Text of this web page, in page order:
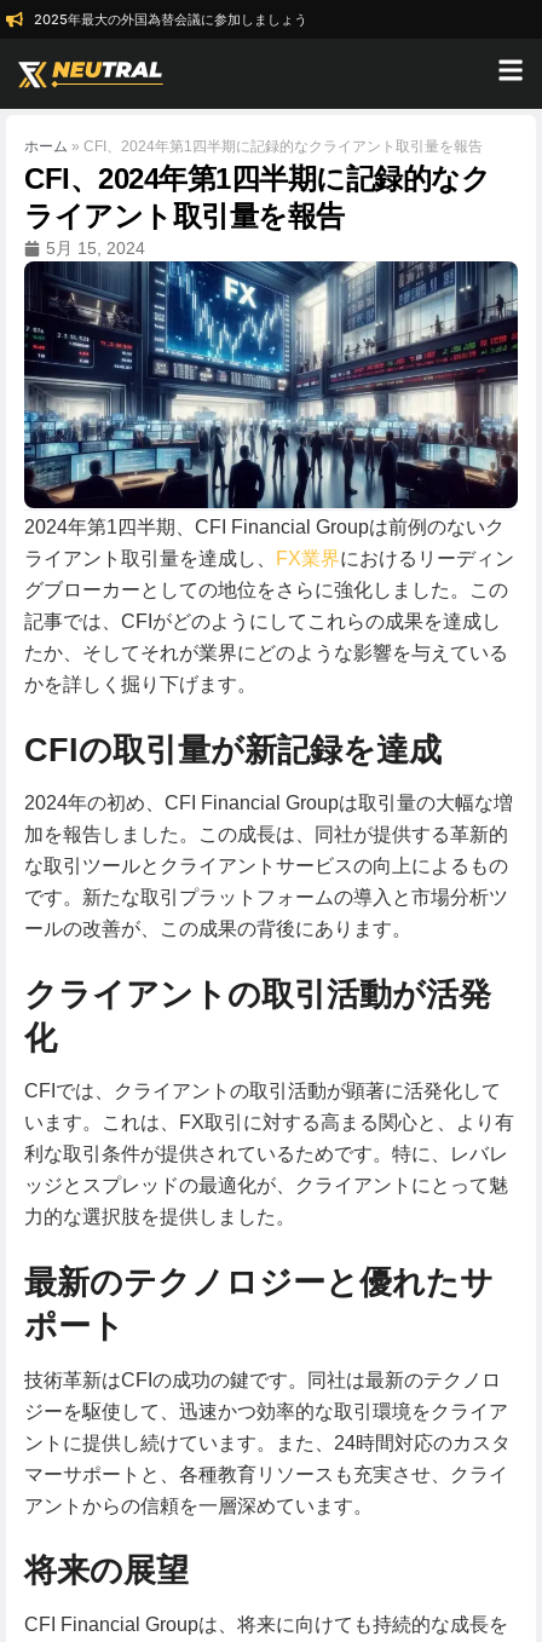
2025年最大の外国為替会議に参加しましょう
ホーム » CFI、2024年第1四半期に記録的なクライアント取引量を報告
CFI、2024年第1四半期に記録的なク
ライアント取引量を報告
5月 15, 2024
2024年第1四半期、CFI Financial Groupは前例のないク
ライアント取引量を達成し、
FX業界におけるリーディン
グブローカーとしての地位をさらに強化しました。この
記事では、CFIがどのようにしてこれらの成果を達成し
たか、そしてそれが業界にどのような影響を与えている
かを詳しく掘り下げます。
CFIの取引量が新記録を達成
2024年の初め、CFI Financial Groupは取引量の大幅な増
加を報告しました。この成長は、同社が提供する革新的
な取引ツールとクライアントサービスの向上によるもの
です。新たな取引プラットフォームの導入と市場分析ツ
ールの改善が、この成果の背後にあります。
クライアントの取引活動が活発
化
CFIでは、クライアントの取引活動が顕著に活発化して
います。これは、FX取引に対する高まる関心と、より有
利な取引条件が提供されているためです。特に、レバレ
ッジとスプレッドの最適化が、クライアントにとって魅
力的な選択肢を提供しました。
最新のテクノロジーと優れたサ
ポート
技術革新はCFIの成功の鍵です。同社は最新のテクノロ
ジーを駆使して、迅速かつ効率的な取引環境をクライア
ントに提供し続けています。また、24時間対応のカスタ
マーサポートと、各種教育リソースも充実させ、クライ
アントからの信頼を一層深めています。
将来の展望
CFI Financial Groupは、将来に向けても持続的な成長を